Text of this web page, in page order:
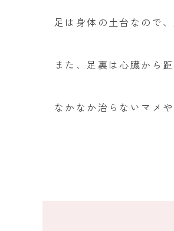
足は身体の土台なので
また、足裏は心臓から
なかなか治らないマメ